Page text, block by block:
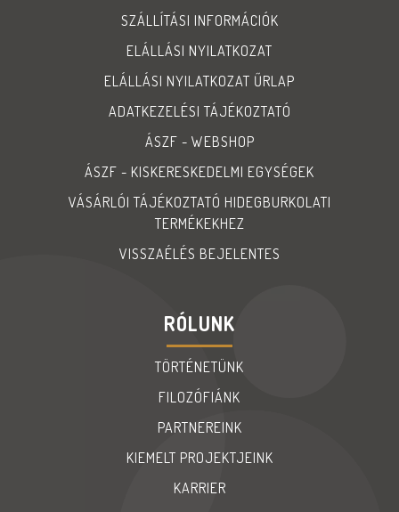
SZÁLLÍTÁSI INFORMÁCIÓK
ELÁLLÁSI NYILATKOZAT
ELÁLLÁSI NYILATKOZAT ŰRLAP
ADATKEZELÉSI TÁJÉKOZTATÓ
ÁSZF - WEBSHOP
ÁSZF - KISKERESKEDELMI EGYSÉGEK
VÁSÁRLÓI TÁJÉKOZTATÓ HIDEGBURKOLATI
TERMÉKEKHEZ
VISSZAÉLÉS BEJELENTES
RÓLUNK
TÖRTÉNETÜNK
FILOZÓFIÁNK
PARTNEREINK
KIEMELT PROJEKTJEINK
KARRIER